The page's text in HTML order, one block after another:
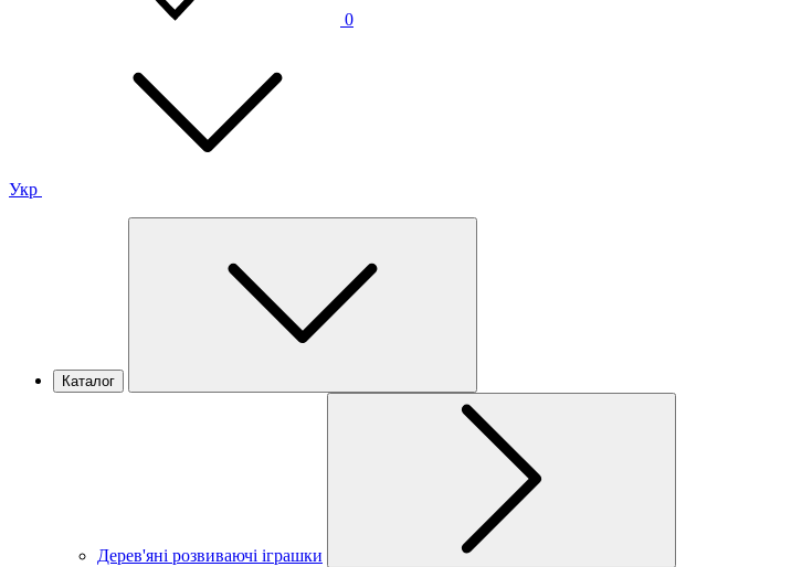
0
Укр
Каталог
Дерев'яні розвиваючі іграшки